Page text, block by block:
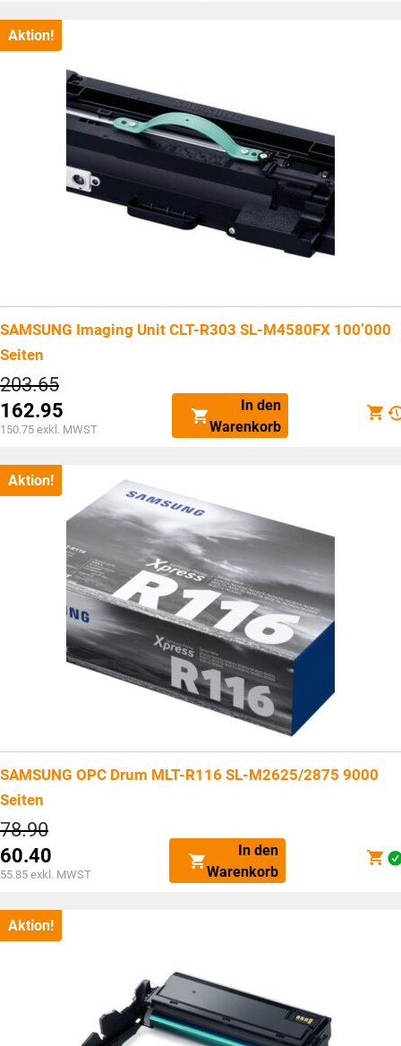
ist:
CHF178.75.
Aktion!
SAMSUNG Imaging Unit CLT-R303 SL-M4580FX 100’000
Seiten
203.65Ursprünglicher
Preis
war:
CHF203.65
162.95
Aktueller
ist:
CHF162.95.
150.75 exkl. MWST
In den
Warenkorb
Aktion!
SAMSUNG OPC Drum MLT-R116 SL-M2625/2875 9000
Seiten
78.90Ursprünglicher
Preis
war:
CHF78.90
60.40
Aktueller
ist:
CHF60.40.
55.85 exkl. MWST
In den
Warenkorb
Aktion!